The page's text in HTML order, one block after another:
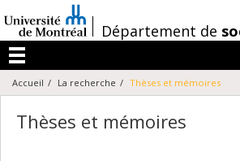
au
contenu
/Département de
Menu
Accueil La recherche Thèses et mémoires
Thèses et mémoires